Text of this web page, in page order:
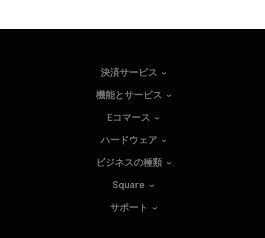
決済サービス
機能とサービス
Eコマース
ハードウェア
ビジネスの種類
Square
サポート